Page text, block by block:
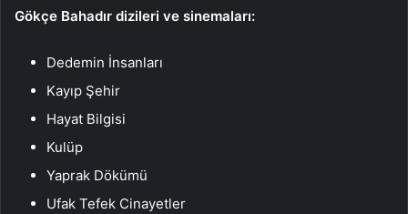
Gökçe Bahadır dizileri ve sinemaları:
Dedemin İnsanları
Kayıp Şehir
Hayat Bilgisi
Kulüp
Yaprak Dökümü
Ufak Tefek Cinayetler